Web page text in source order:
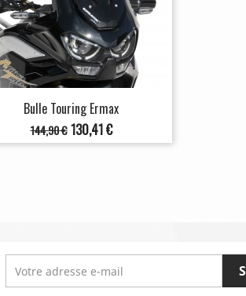
Bulle Touring Ermax
Prix
de
144,90 € Prix
130,41 €